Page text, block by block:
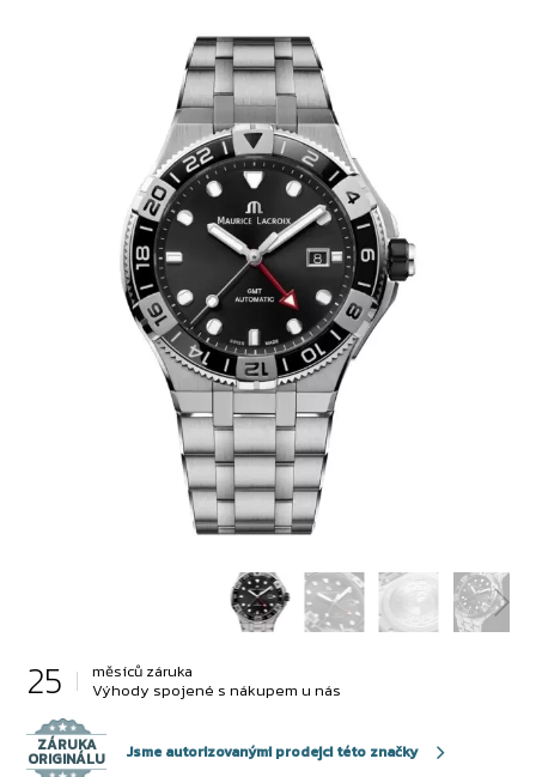
25
měsíců záruka
Výhody spojené s nákupem u nás
ZÁRUKA
ORIGINÁLU Jsme autorizovanými prodejci této značky